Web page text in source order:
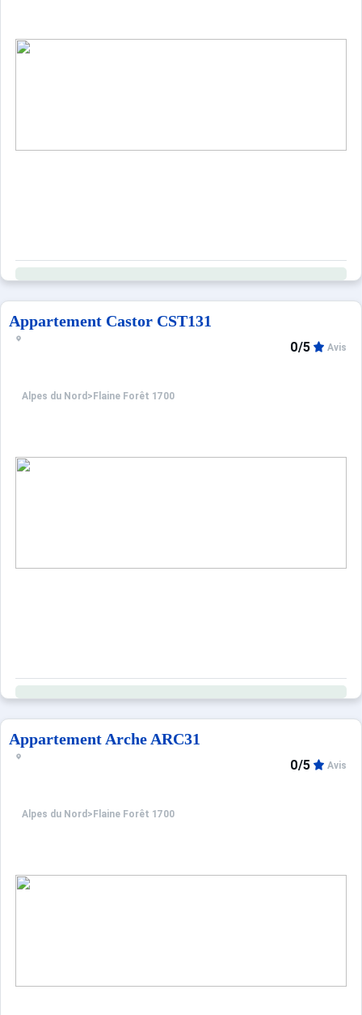
Appartement Castor CST131
Alpes du Nord > Flaine Forêt 1700
0/5 Avis
Appartement Arche ARC31
Alpes du Nord > Flaine Forêt 1700
0/5 Avis